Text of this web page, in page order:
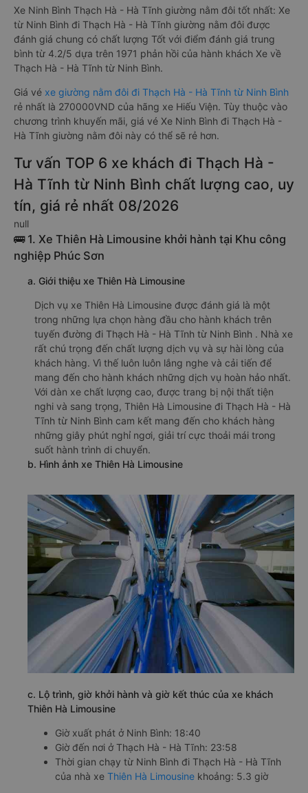
Xe Ninh Bình Thạch Hà - Hà Tĩnh giường nằm đôi tốt nhất: Xe
từ Ninh Bình đi Thạch Hà - Hà Tĩnh giường nằm đôi được
đánh giá chung có chất lượng Tốt với điểm đánh giá trung
bình từ 4.2/5 dựa trên 1971 phản hồi của hành khách Xe về
Thạch Hà - Hà Tĩnh từ Ninh Bình.
Giá vé xe giường nằm đôi đi Thạch Hà - Hà Tĩnh từ Ninh Bình
rẻ nhất là 270000VND của hãng xe Hiếu Viện. Tùy thuộc vào
chương trình khuyến mãi, giá vé Xe Ninh Bình đi Thạch Hà -
Hà Tĩnh giường nằm đôi này có thể sẽ rẻ hơn.
Tư vấn TOP 6 xe khách đi Thạch Hà -
Hà Tĩnh từ Ninh Bình chất lượng cao, uy
tín, giá rẻ nhất 08/2026
null
🚌 1. Xe Thiên Hà Limousine khởi hành tại Khu công
nghiệp Phúc Sơn
a. Giới thiệu xe Thiên Hà Limousine
Dịch vụ xe Thiên Hà Limousine được đánh giá là một
trong những lựa chọn hàng đầu cho hành khách trên
tuyến đường đi Thạch Hà - Hà Tĩnh từ Ninh Bình . Nhà xe
rất chú trọng đến chất lượng dịch vụ và sự hài lòng của
khách hàng. Vì thế luôn luôn lắng nghe và cải tiến để
mang đến cho hành khách những dịch vụ hoàn hảo nhất.
Với dàn xe chất lượng cao, được trang bị nội thất tiện
nghi và sang trọng, Thiên Hà Limousine đi Thạch Hà - Hà
Tĩnh từ Ninh Bình cam kết mang đến cho khách hàng
những giây phút nghỉ ngơi, giải trí cực thoải mái trong
suốt hành trình di chuyển.
b. Hình ảnh xe Thiên Hà Limousine
c. Lộ trình, giờ khởi hành và giờ kết thúc của xe khách
Thiên Hà Limousine
Giờ xuất phát ở Ninh Bình: 18:40
Giờ đến nơi ở Thạch Hà - Hà Tĩnh: 23:58
Thời gian chạy từ Ninh Bình đi Thạch Hà - Hà Tĩnh
của nhà xe Thiên Hà Limousine khoảng: 5.3 giờ